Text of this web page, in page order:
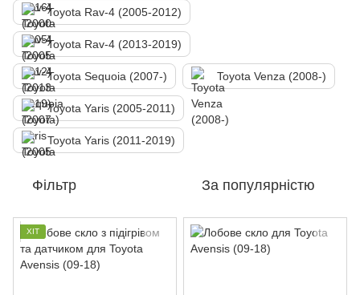
Toyota Rav-4 (2005-2012)
Toyota Rav-4 (2013-2019)
Toyota Sequoia (2007-) Toyota Venza (2008-)
Toyota Yaris (2005-2011)
Toyota Yaris (2011-2019)
Фільтр За популярністю
ХІТ